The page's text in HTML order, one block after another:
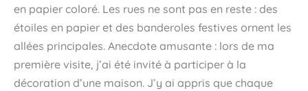
en papier coloré. Les rues ne sont pas en reste : des
étoiles en papier et des banderoles festives ornent les
allées principales. Anecdote amusante : lors de ma
première visite, j’ai été invité à participer à la
décoration d’une maison. J’y ai appris que chaque